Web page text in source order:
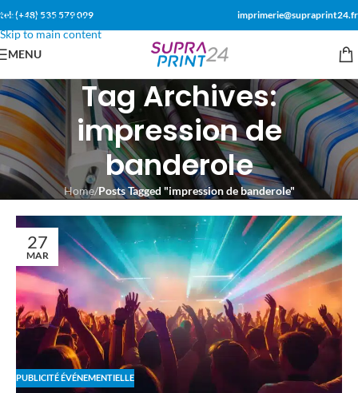
Skip to navigation
Skip to main content
tel: (+48) 535 579 099 imprimerie@supraprint24.fr
MENU
Tag Archives:
impression de
banderole
Home/Posts Tagged "impression de banderole"
27
MAR
PUBLICITÉ ÉVÉNEMENTIELLE